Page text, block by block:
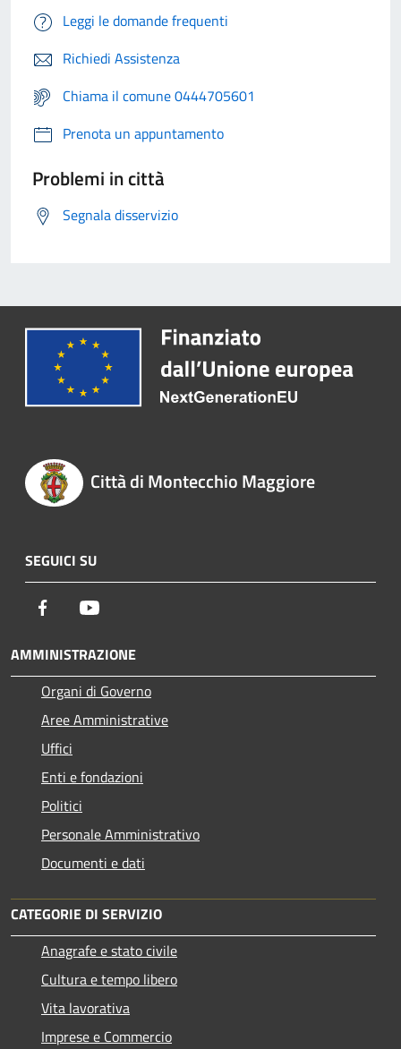
Leggi le domande frequenti
Richiedi Assistenza
Chiama il comune 0444705601
Prenota un appuntamento
Problemi in città
Segnala disservizio
Città di Montecchio Maggiore
SEGUICI SU
Facebook
AMMINISTRAZIONE
Organi di Governo
Aree Amministrative
Uffici
Enti e fondazioni
Politici
Personale Amministrativo
Documenti e dati
CATEGORIE DI SERVIZIO
Anagrafe e stato civile
Cultura e tempo libero
Vita lavorativa
Imprese e Commercio